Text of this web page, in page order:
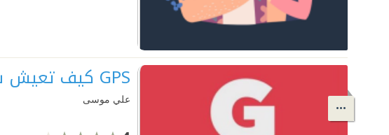
GPS كيف تعيش سعيداً بعد الزواج
علي موسى